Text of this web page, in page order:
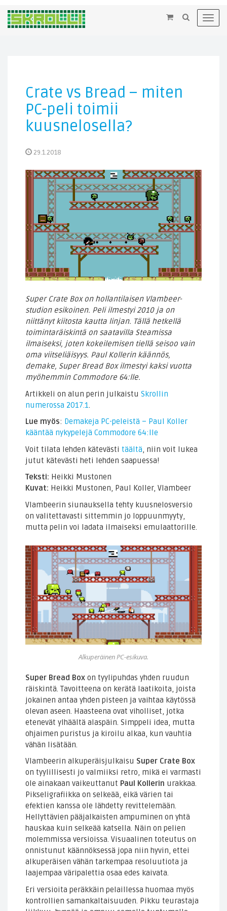
×
Crate vs Bread – miten
PC-peli toimii
kuusnelosella?
29.1.2018
Super Crate Box on hollantilaisen Vlambeer-
studion esikoinen. Peli ilmestyi 2010 ja on
niittänyt kiitosta kautta linjan. Tällä hetkellä
toimintaräiskintä on saatavilla Steamissa
ilmaiseksi, joten kokeilemisen tiellä seisoo vain
oma viitseliäisyys. Paul Kollerin käännös,
demake, Super Bread Box ilmestyi kaksi vuotta
myöhemmin Commodore 64:lle.
Artikkeli on alun perin julkaistu Skrollin
numerossa 2017.1
Lue myös: Demakeja PC-peleistä – Paul Koller
kääntää nykypelejä Commodore 64:lle
Voit tilata lehden kätevästi täältä , niin voit lukea
jutut kätevästi heti lehden saapuessa!
Teksti: Heikki Mustonen
Kuvat: Heikki Mustonen, Paul Koller, Vlambeer
Vlambeerin siunauksella tehty kuusnelosversio
on valitettavasti sittemmin jo loppuunmyyty,
mutta pelin voi ladata ilmaiseksi emulaattorille.
Alkuperäinen PC-esikuva.
Super Bread Box on tyylipuhdas yhden ruudun
räiskintä. Tavoitteena on kerätä laatikoita, joista
jokainen antaa yhden pisteen ja vaihtaa käytössä
olevan aseen. Haasteena ovat viholliset, jotka
etenevät ylhäältä alaspäin. Simppeli idea, mutta
ohjaimen puristus ja kiroilu alkaa, kun vauhtia
vähän lisätään.
Vlambeerin alkuperäisjulkaisu Super Crate Box
on tyylillisesti jo valmiiksi retro, mikä ei varmasti
ole ainakaan vaikeuttanut Paul Kollerin urakkaa.
Pikseligrafiikka on selkeää, eikä värien tai
efektien kanssa ole lähdetty revittelemään.
Hellyttävien pääjalkaisten ampuminen on yhtä
hauskaa kuin selkeää katsella. Näin on pelien
molemmissa versioissa. Visuaalinen toteutus on
onnistunut käännöksessä jopa niin hyvin, ettei
alkuperäisen vähän tarkempaa resoluutiota ja
laajempaa väripalettia osaa edes kaivata.
Eri versioita peräkkäin pelaillessa huomaa myös
kontrollien samankaltaisuuden. Pikku teurastaja